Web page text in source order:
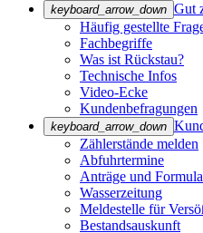
keyboard_arrow_down Gut
Häufig gestellte
Fachbegriffe
Was ist Rückstau?
Technische Infos
Video-Ecke
Kundenbefragungen
keyboard_arrow_down
Zählerstände melden
Abfuhrtermine
Anträge und
Wasserzeitung
Meldestelle für
Bestandsauskunft